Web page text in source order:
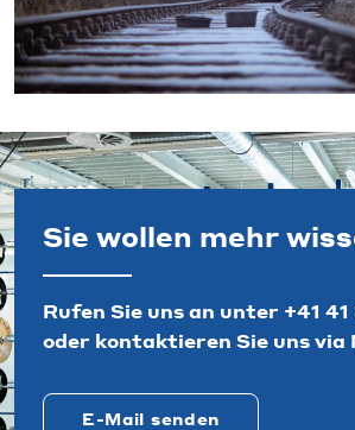
Sie wollen mehr
Rufen Sie uns an unter +41
oder kontaktieren Sie uns via
E-Mail senden